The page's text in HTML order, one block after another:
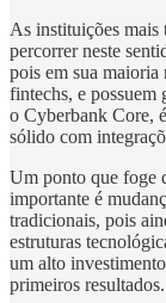
As instituições mais
percorrer neste
pois em sua maioria
fintechs, e possuem
o Cyberbank Core,
sólido com
Um ponto que foge
importante é
tradicionais, pois
estruturas
um alto
primeiros resultados.